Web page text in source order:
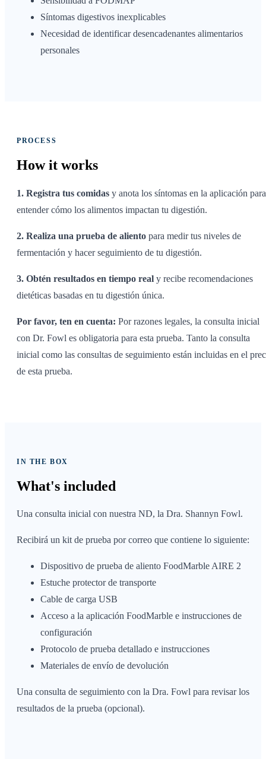
Síntomas digestivos inexplicables
Necesidad de identificar desencadenantes alimentarios
personales
PROCESS
How it works
1. Registra tus comidas y anota los síntomas en la aplicación para
entender cómo los alimentos impactan tu digestión.
2. Realiza una prueba de aliento para medir tus niveles de
fermentación y hacer seguimiento de tu digestión.
3. Obtén resultados en tiempo real y recibe recomendaciones
dietéticas basadas en tu digestión única.
Por favor, ten en cuenta: Por razones legales, la consulta inicial
con Dr. Fowl es obligatoria para esta prueba. Tanto la consulta
inicial como las consultas de seguimiento están incluidas en el
de esta prueba.
IN THE BOX
What's included
Una consulta inicial con nuestra ND, la Dra. Shannyn Fowl.
Recibirá un kit de prueba por correo que contiene lo siguiente:
Dispositivo de prueba de aliento FoodMarble AIRE 2
Estuche protector de transporte
Cable de carga USB
Acceso a la aplicación FoodMarble e instrucciones de
configuración
Protocolo de prueba detallado e instrucciones
Materiales de envío de devolución
Una consulta de seguimiento con la Dra. Fowl para revisar los
resultados de la prueba (opcional).